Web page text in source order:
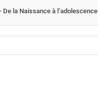
la Naissance à l’adolescence